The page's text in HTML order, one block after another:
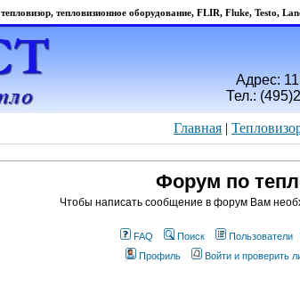
тепловизор, тепловизионное оборудование, FLIR, Fluke, Testo,
Адрес:
Тел.:
Главная |
Форум по
Чтобы написать сообщение в форум Вам
FAQ Поиск Пользователи
Профиль
Войти и проверить